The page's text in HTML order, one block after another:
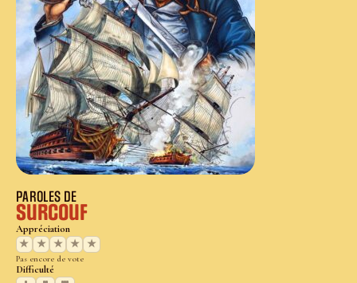
PAROLES DE
Surcouf
Appréciation
★
★ ★ ★ ★
Pas encore de vote
Difficulté